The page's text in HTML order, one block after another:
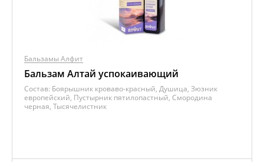
Бальзамы Алфит
Бальзам Алтай успокаивающий
Состав: Боярышник кроваво-красный, Душица, Зюзник
европейский, Пустырник пятилопастный, Смородина
черная, Тысячелистник